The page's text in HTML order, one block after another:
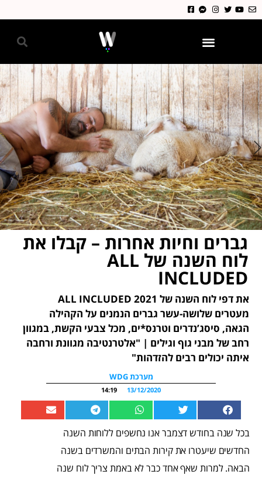
גברים וחיות אחרות – קבלו את
לוח השנה של ALL
INCLUDED
את דפי לוח השנה של 2021 ALL INCLUDED
מעטרים שלושה-עשר גברים הנמנים על הקהילה
הגאה, סיסג’נדרים וטרנס*ים, מכל צבעי הקשת, במגוון
רחב של מבני גוף וגילים | "אלטרנטיבה מגוונת ורחבה
איתה יכולים רבים להזדהות"
מערכת WDG
13/12/2020
14:19
בכל שנה בחודש דצמבר אנו נחשפים ללוחות השנה
החדשים שיעטרו את קירות הבתים והמשרדים בשנה
הבאה. למרות שאף אחד כבר לא באמת צריך לוח שנה